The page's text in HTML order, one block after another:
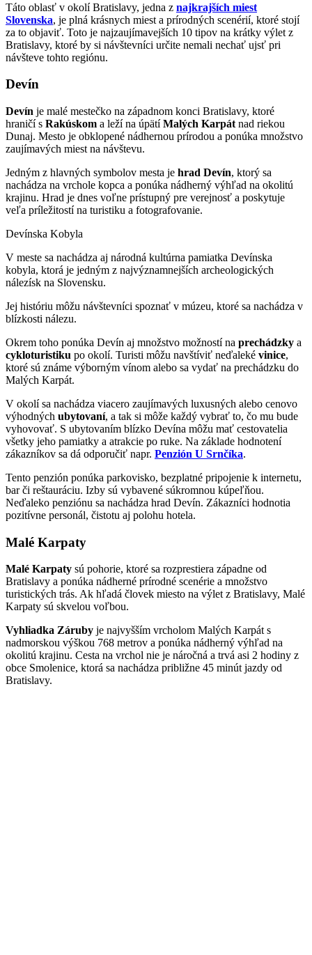
Táto oblasť v okolí Bratislavy, jedna z najkrajších miest
Slovenska, je plná krásnych miest a prírodných scenérií, ktoré stojí
za to objaviť. Toto je najzaujímavejších 10 tipov na krátky výlet z
Bratislavy, ktoré by si návštevníci určite nemali nechať ujsť pri
návšteve tohto regiónu.
Devín
Devín je malé mestečko na západnom konci Bratislavy, ktoré
hraničí s Rakúskom a leží na úpätíMalých Karpát nad riekou
Dunaj. Mesto je obklopené nádhernou prírodou a ponúka množstvo
zaujímavých miest na návštevu.
Jedným z hlavných symbolov mesta je hrad Devín, ktorý sa
nachádza na vrchole kopca a ponúka nádherný výhľad na okolitú
krajinu. Hrad je dnes voľne prístupný pre verejnosť a poskytuje
veľa príležitostí na turistiku a fotografovanie.
Devínska Kobyla
V meste sa nachádza aj národná kultúrna pamiatka Devínska
kobyla, ktorá je jedným z najvýznamnejších archeologických
nálezísk na Slovensku.
Jej históriu môžu návštevníci spoznať v múzeu, ktoré sa nachádza v
blízkosti nálezu.
Okrem toho ponúka Devín aj množstvo možností na prechádzky a
cykloturistiku po okolí. Turisti môžu navštíviť neďaleké vinice,
ktoré sú známe výborným vínom alebo sa vydať na prechádzku do
Malých Karpát.
V okolí sa nachádza viacero zaujímavých luxusných alebo cenovo
výhodných ubytovaní, a tak si môže každý vybrať to, čo mu bude
vyhovovať. S ubytovaním blízko Devína môžu mať cestovatelia
všetky jeho pamiatky a atrakcie po ruke. Na základe hodnotení
zákazníkov sa dá odporučiť napr. Penzión U Srnčíka.
Tento penzión ponúka parkovisko, bezplatné pripojenie k internetu,
bar či reštauráciu. Izby sú vybavené súkromnou kúpeľňou.
Neďaleko penziónu sa nachádza hrad Devín. Zákazníci hodnotia
pozitívne personál, čistotu aj polohu hotela.
Malé Karpaty
Malé Karpaty sú pohorie, ktoré sa rozprestiera západne od
Bratislavy a ponúka nádherné prírodné scenérie a množstvo
turistických trás. Ak hľadá človek miesto na výlet z Bratislavy, Malé
Karpaty sú skvelou voľbou.
Vyhliadka Záruby je najvyšším vrcholom Malých Karpát s
nadmorskou výškou 768 metrov a ponúka nádherný výhľad na
okolitú krajinu. Cesta na vrchol nie je náročná a trvá asi 2 hodiny z
obce Smolenice, ktorá sa nachádza približne 45 minút jazdy od
Bratislavy.